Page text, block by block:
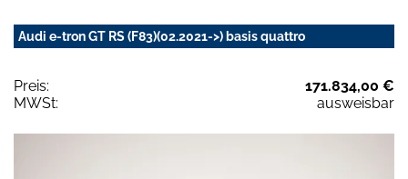
Audi e-tron GT RS (F83)(02.2021->) basis quattro
Preis:
171.834,00 €
MWSt:
ausweisbar